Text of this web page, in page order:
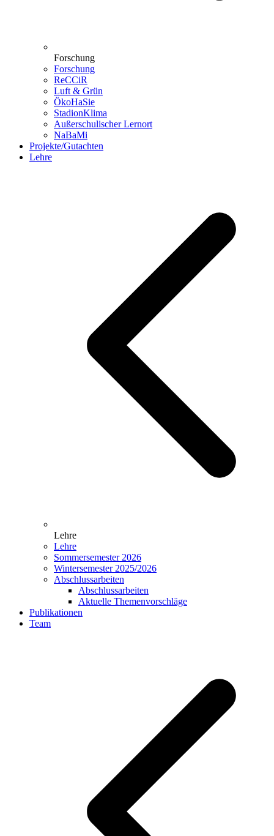
Forschung
Forschung
ReCCiR
Luft & Grün
ÖkoHaSie
StadionKlima
Außerschulischer Lernort
NaBaMi
Projekte/Gutachten
Lehre
Lehre
Lehre
Sommersemester 2026
Wintersemester 2025/2026
Abschlussarbeiten
Abschlussarbeiten
Aktuelle Themenvorschläge
Publikationen
Team